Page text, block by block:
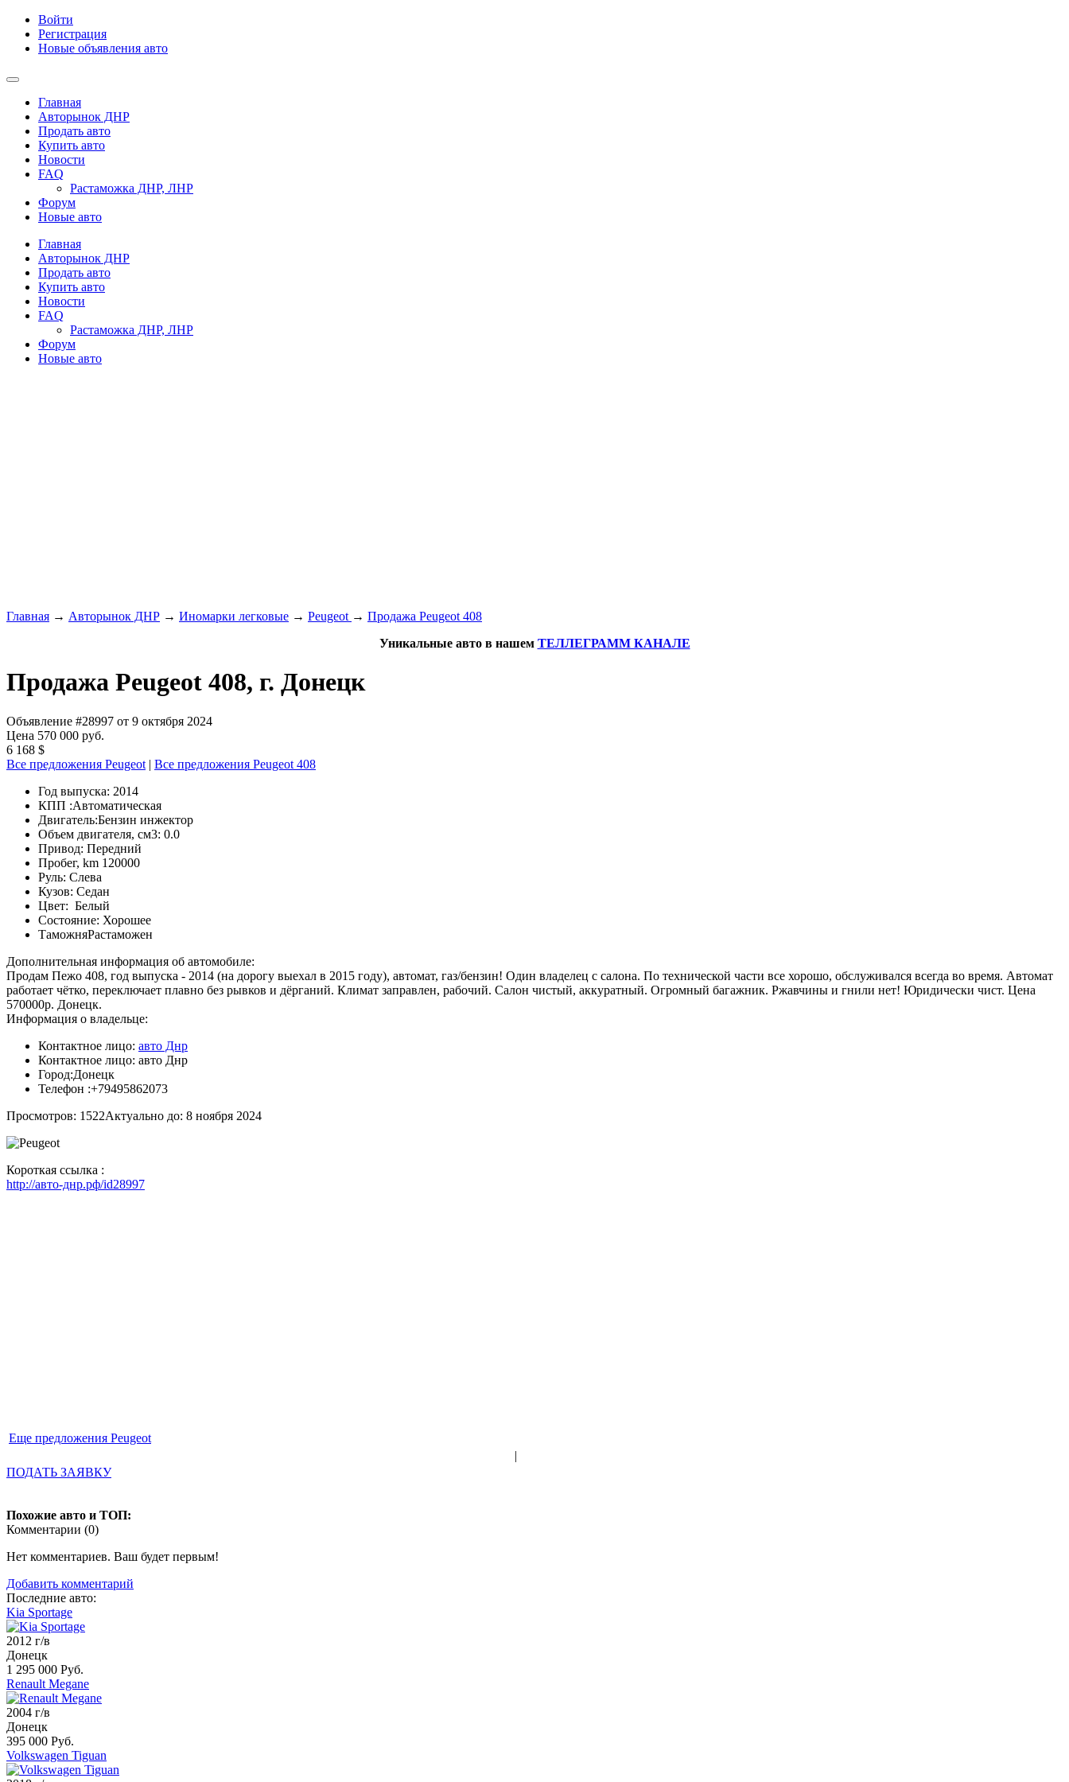
Войти
Регистрация
Новые объявления авто
Главная
Авторынок ДНР
Продать авто
Купить авто
Новости
FAQ
Растаможка ДНР, ЛНР
Форум
Новые авто
Главная
Авторынок ДНР
Продать авто
Купить авто
Новости
FAQ
Растаможка ДНР, ЛНР
Форум
Новые авто
Главная → Авторынок ДНР → Иномарки легковые → Peugeot → Продажа Peugeot 408
Уникальные авто в нашем ТЕЛЛЕГРАММ КАНАЛЕ
Продажа Peugeot 408, г. Донецк
Объявление #28997 от 9 октября 2024
Цена 570 000 руб.
6 168 $
Все предложения Peugeot | Все предложения Peugeot 408
Год выпуска: 2014
КПП :Автоматическая
Двигатель:Бензин инжектор
Объем двигателя, см3: 0.0
Привод: Передний
Пробег, km 120000
Руль: Слева
Кузов: Седан
Цвет: Белый
Состояние: Хорошее
ТаможняРастаможен
Дополнительная информация об автомобиле:
Продам Пежо 408, год выпуска - 2014 (на дорогу выехал в 2015 году), автомат, газ/бензин! Один владелец с салона. По технической части все хорошо, обслуживался всегда во время. Автомат
работает чётко, переключает плавно без рывков и дёрганий. Климат заправлен, рабочий. Салон чистый, аккуратный. Огромный багажник. Ржавчины и гнили нет! Юридически чист. Цена
570000р. Донецк.
Информация о владельце:
Контактное лицо: авто Днр
Контактное лицо: авто Днр
Город:Донецк
Телефон :+79495862073
Просмотров: 1522Актуально до: 8 ноября 2024
Короткая ссылка :
http://авто-днр.рф/id28997
Еще предложения Peugeot
|
ПОДАТЬ ЗАЯВКУ
Похожие авто и ТОП:
Комментарии (0)
Нет комментариев. Ваш будет первым!
Добавить комментарий
Последние авто:
Kia Sportage
2012 г/в
Донецк
1 295 000 Руб.
Renault Megane
2004 г/в
Донецк
395 000 Руб.
Volkswagen Tiguan